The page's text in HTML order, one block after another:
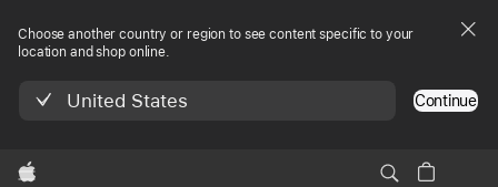
Choose another country or region to see content specific to your
location and shop online.
United States Continue
Apple